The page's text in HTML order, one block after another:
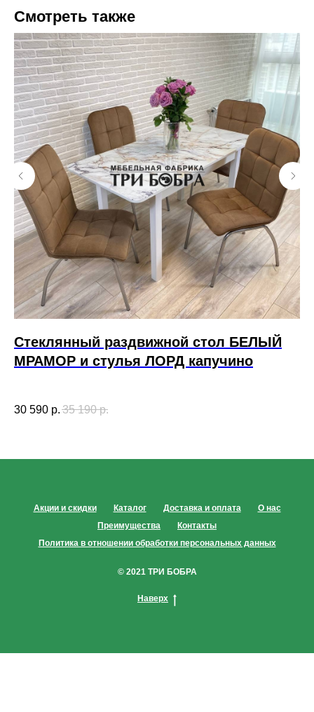
Смотреть также
Стеклянный раздвижной стол БЕЛЫЙ
МРАМОР и стулья ЛОРД капучино
30 590 р. 35 190 р.
Акции и скидки Каталог Доставка и оплата
О нас
Преимущества
Контакты
Политика в отношении обработки персональных данных
© 2021 ТРИ БОБРА
Наверх